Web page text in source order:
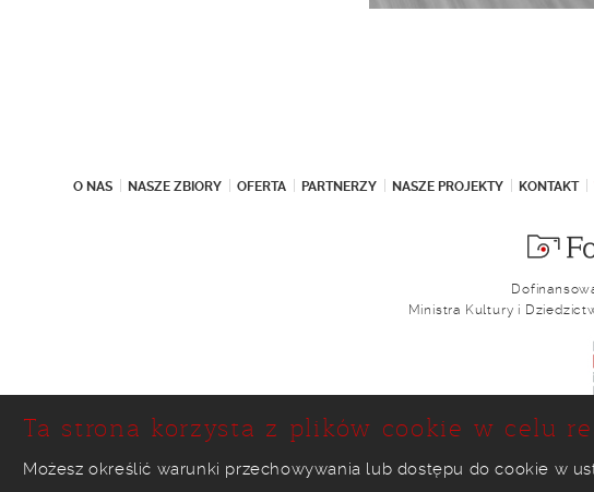
O NAS NASZE ZBIORY OFERTA PARTNERZY NASZE PROJEKTY KONTAKT
Ministra Kultury i
Ta strona korzysta z plików cookie w celu
Możesz określić warunki przechowywania lub dostępu do cookie w